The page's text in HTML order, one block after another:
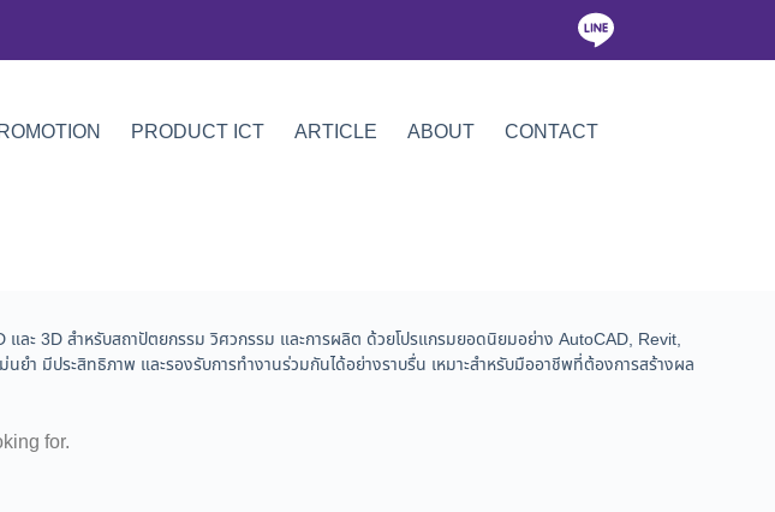
PRODUCT ICT ARTICLE ABOUT CONTACT
ละ 3D สำหรับสถาปัตยกรรม วิศวกรรม และการผลิต ด้วยโปรแกรมยอดนิยมอย่าง AutoCAD, Revit,
ยำ มีประสิทธิภาพ และรองรับการทำงานร่วมกันได้อย่างราบรื่น เหมาะสำหรับมืออาชีพที่ต้องการสร้างผล
for.